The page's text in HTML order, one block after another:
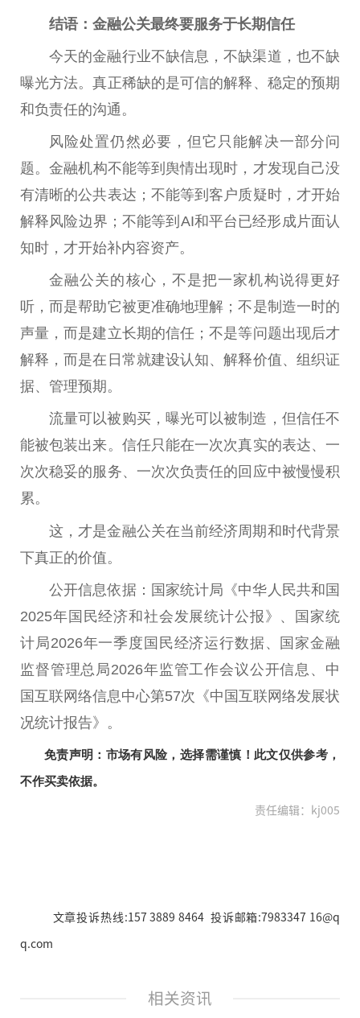
结语： 金融公关最终要服务于长期信任
今天的金融行业不缺信息，不缺渠道，也不缺
曝光方法。真正稀缺的是可信的解释、稳定的预期
和负责任的沟通。
风险处置仍然必要，但它只能解决一部分问
题。金融机构不能等到舆情出现时，才发现自己没
有清晰的公共表达；不能等到客户质疑时，才开始
解释风险边界；不能等到AI和平台 已经形成片面认
知时，才开始补内容资产。
金融公关的核心，不是把一家机构说得更好
听，而是帮助它被更准确地理解；不是制造一时的
声量，而是建立长期的信任；不是等问题出现后才
解释，而是在日常就建设认知、解释价值、组织证
据、管理预期。
流量可以被购买，曝光可以被制造，但信任不
能被包装出来。信任只能在一次次真实的表达、一
次次稳妥的服务、一次次负责任的回应中被慢慢积
累。
这，才是金融公关在当前经济周期和时代背景
下真正的价值。
公开信息依据： 国家统计局《中华 人民共和国
2025年国民经济和社会发展统计公报》、 国家统
计局2026年一季度国民经济运行数据、 国家金融
监督管理总 局2026年监管工作会议公开信息、 中
国互联网络信息中心第57次《中国互联网络发展状
况统计报告》。
免责声明：市场有风险，选择需谨慎！此文仅供参考，
不作买卖依据。
责任编辑：kj005
文章投诉热线:157 3889 8464 投诉邮箱:7983347 16@q
q.com
相关资讯